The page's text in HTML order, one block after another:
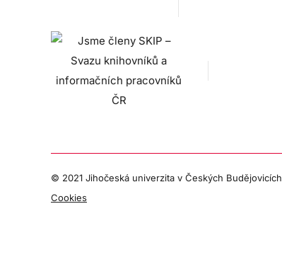
© 2021 Jihočeská univerzita v Českých Budějovicích
Cookies